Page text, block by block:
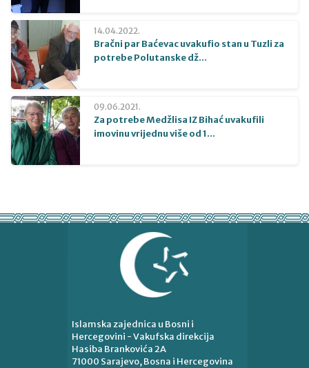
14.04.2022.
Bračni par Baćevac uvakufio stan u Tuzli za
potrebe Polutanske dž...
09.06.2021.
Za potrebe Medžlisa IZ Bihać uvakufili
imovinu vrijednu više od 1...
Islamska zajednica u Bosni i
Hercegovini - Vakufska direkcija
Hasiba Brankovića 2A
71000 Sarajevo, Bosna i Hercegovina